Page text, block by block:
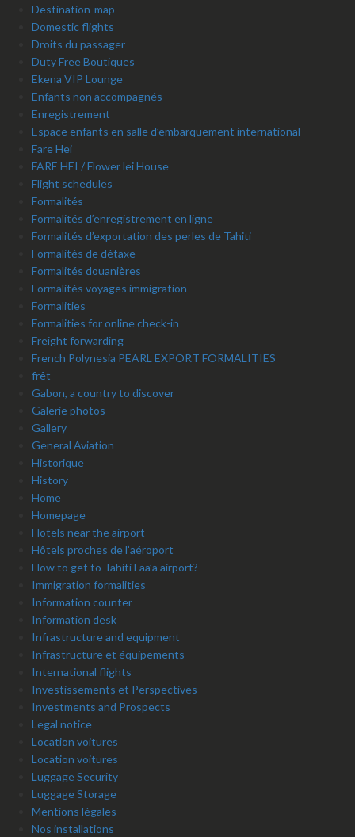
Destination-map
Domestic flights
Droits du passager
Duty Free Boutiques
Ekena VIP Lounge
Enfants non accompagnés
Enregistrement
Espace enfants en salle d’embarquement international
Fare Hei
FARE HEI / Flower lei House
Flight schedules
Formalités
Formalités d’enregistrement en ligne
Formalités d’exportation des perles de Tahiti
Formalités de détaxe
Formalités douanières
Formalités voyages immigration
Formalities
Formalities for online check-in
Freight forwarding
French Polynesia PEARL EXPORT FORMALITIES
frêt
Gabon, a country to discover
Galerie photos
Gallery
General Aviation
Historique
History
Home
Homepage
Hotels near the airport
Hôtels proches de l’aéroport
How to get to Tahiti Faa’a airport?
Immigration formalities
Information counter
Information desk
Infrastructure and equipment
Infrastructure et équipements
International flights
Investissements et Perspectives
Investments and Prospects
Legal notice
Location voitures
Location voitures
Luggage Security
Luggage Storage
Mentions légales
Nos installations